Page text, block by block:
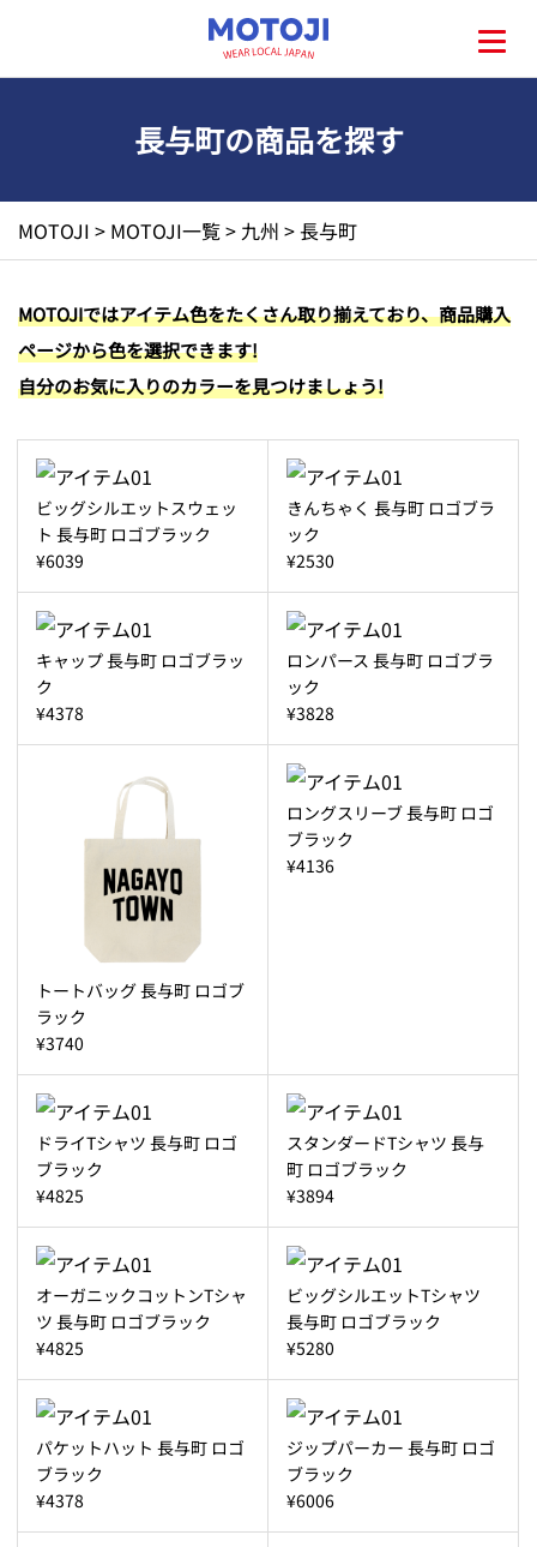
HOME
地元一覧
お問い合わせ
長与町の商品を探す
MOTOJI > MOTOJI一覧> 九州 >長与町
MOTOJIではアイテム色をたくさん取り揃えており、商品購入
ページから色を選択できます!
自分のお気に入りのカラーを見つけましょう!
ビッグシルエットスウェッ
ト 長与町 ロゴブラック
¥6039
きんちゃく 長与町 ロゴブラ
ック
¥2530
キャップ 長与町 ロゴブラッ
ク
¥4378
ロンパース 長与町 ロゴブラ
ック
¥3828
トートバッグ 長与町 ロゴブ
ラック
¥3740
ロングスリーブ 長与町 ロゴ
ブラック
¥4136
ドライTシャツ 長与町 ロゴ
ブラック
¥4825
スタンダードTシャツ 長与
町 ロゴブラック
¥3894
オーガニックコットンTシャ
ツ 長与町 ロゴブラック
¥4825
ビッグシルエットTシャツ
長与町 ロゴブラック
¥5280
パケットハット 長与町 ロゴ
ブラック
¥4378
ジップパーカー 長与町 ロゴ
ブラック
¥6006